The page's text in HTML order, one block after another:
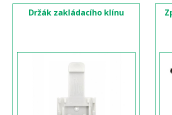
Držák zakládacího klínu